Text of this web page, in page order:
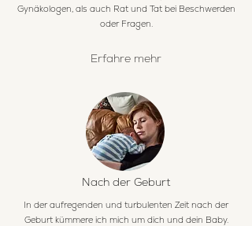
Gynäkologen, als auch Rat und Tat bei Beschwerden
oder Fragen.
Erfahre mehr
Nach der Geburt
In der aufregenden und turbulenten Zeit nach der
Geburt kümmere ich mich um dich und dein Baby.